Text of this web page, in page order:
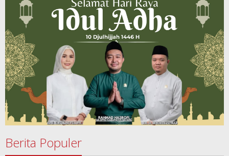
Berita Populer